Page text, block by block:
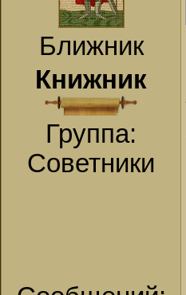
Ближник
Книжник
Группа:
Советники